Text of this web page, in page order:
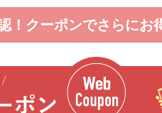
！クーポンでさらにお